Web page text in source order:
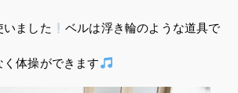
いました ベルは浮き輪のような道具で
体操ができます